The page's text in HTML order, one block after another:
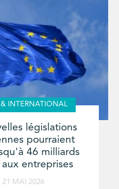
& INTERNATIONAL
législations
pourraient
46 milliards
entreprises
21 MAI 2026